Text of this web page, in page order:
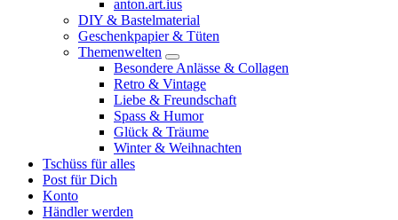
anton.art.ius
DIY & Bastelmaterial
Geschenkpapier & Tüten
Themenwelten
Besondere Anlässe & Collagen
Retro & Vintage
Liebe & Freundschaft
Spass & Humor
Glück & Träume
Winter & Weihnachten
Tschüss für alles
Post für Dich
Konto
Händler werden